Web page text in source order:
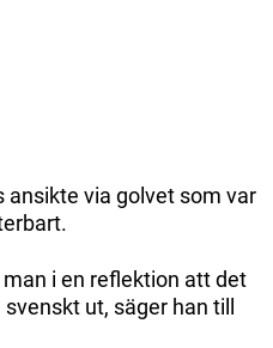
ansikte via golvet som var
i en reflektion att det
ut, säger han till